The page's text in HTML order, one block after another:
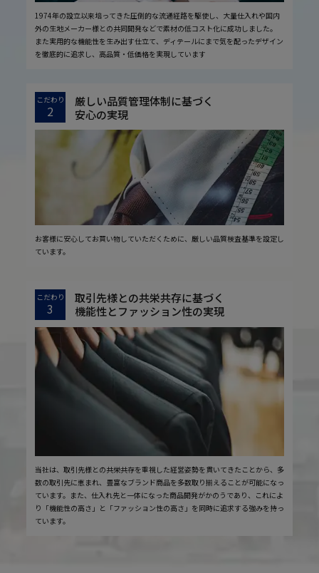
1974年の設立以来培ってきた圧倒的な流通経路を駆使し、大量仕入れや国内
外の生地メーカー様との共同開発などで素材の低コスト化に成功しました。
また実用的な機能性を生み出す仕立て、ディテールにまで気を配ったデザイン
を徹底的に追求し、高品質・低価格を実現しています
こだわり
2
厳しい品質管理体制に基づく
安心の実現
お客様に安心してお買い物していただくために、厳しい品質検査基準を設定し
ています。
こだわり
3
取引先様との共栄共存に基づく
機能性とファッション性の実現
当社は、取引先様との共栄共存を重視した経営姿勢を貫いてきたことから、多
数の取引先に恵まれ、豊富なブランド商品を多数取り揃えることが可能になっ
ています。また、仕入れ先と一体になった商品開発がかのうであり、これによ
り「機能性の高さ」と「ファッション性の高さ」を同時に追求する強みを持っ
ています。